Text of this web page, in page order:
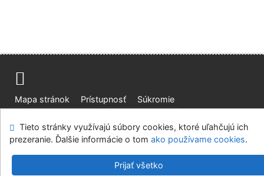
Mapa stránok Prístupnosť
Súkromie
Slovenská lesnícka a drevárska knižnica pri Technickej
univerzite vo Zvolene
v.4.8.63a
Tieto stránky využívajú súbory cookies, ktoré uľahčujú ich
prezeranie. Ďalšie informácie o tom ako používame cookies.
Prijať všetko